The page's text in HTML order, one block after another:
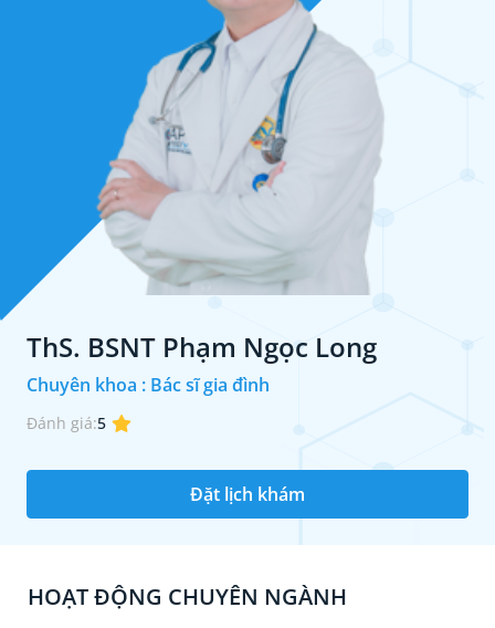
ThS. BSNT Phạm Ngọc Long
Chuyên khoa : Bác sĩ gia đình
Đánh giá:5
Đặt lịch khám
HOẠT ĐỘNG CHUYÊN NGÀNH